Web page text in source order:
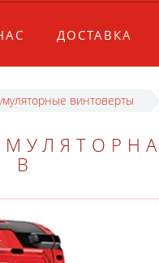
ДОСТАВКА
винтоверты
В